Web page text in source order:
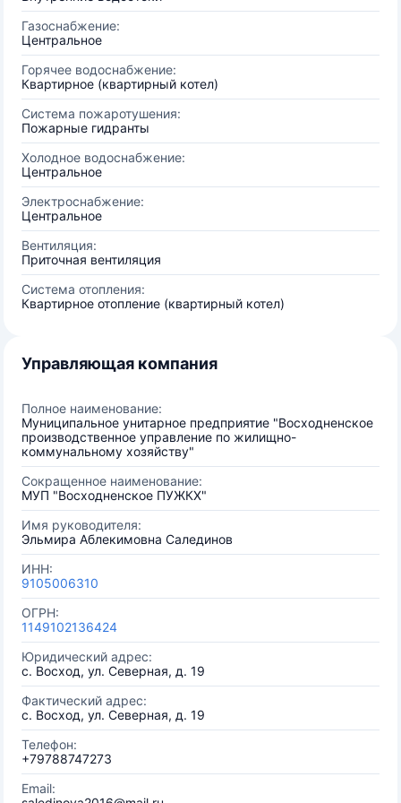
Газоснабжение:
Центральное
Горячее водоснабжение:
Квартирное (квартирный котел)
Система пожаротушения:
Пожарные гидранты
Холодное водоснабжение:
Центральное
Электроснабжение:
Центральное
Вентиляция:
Приточная вентиляция
Система отопления:
Квартирное отопление (квартирный котел)
Управляющая компания
Полное наименование:
Муниципальное унитарное предприятие "Восходненское
производственное управление по жилищно-
коммунальному хозяйству"
Сокращенное наименование:
МУП "Восходненское ПУЖКХ"
Имя руководителя:
Эльмира Аблекимовна Салединов
ИНН:
9105006310
ОГРН:
1149102136424
Юридический адрес:
с. Восход, ул. Северная, д. 19
Фактический адрес:
с. Восход, ул. Северная, д. 19
Телефон:
+79788747273
Email: